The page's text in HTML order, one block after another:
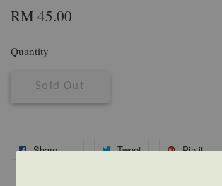
RM 45.00
Quantity
Sold Out
Share Tweet Pin it